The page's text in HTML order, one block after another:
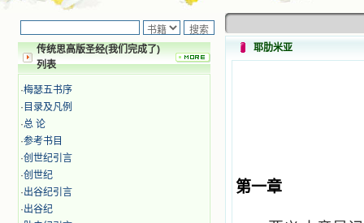
传统思高版圣经(我们完成了)
列表
·梅瑟五书序
· 目录及凡例
·总 论
·参考书目
·创世纪引言
·创世纪
·出谷纪引言
·出谷纪
耶肋米亚
第一章